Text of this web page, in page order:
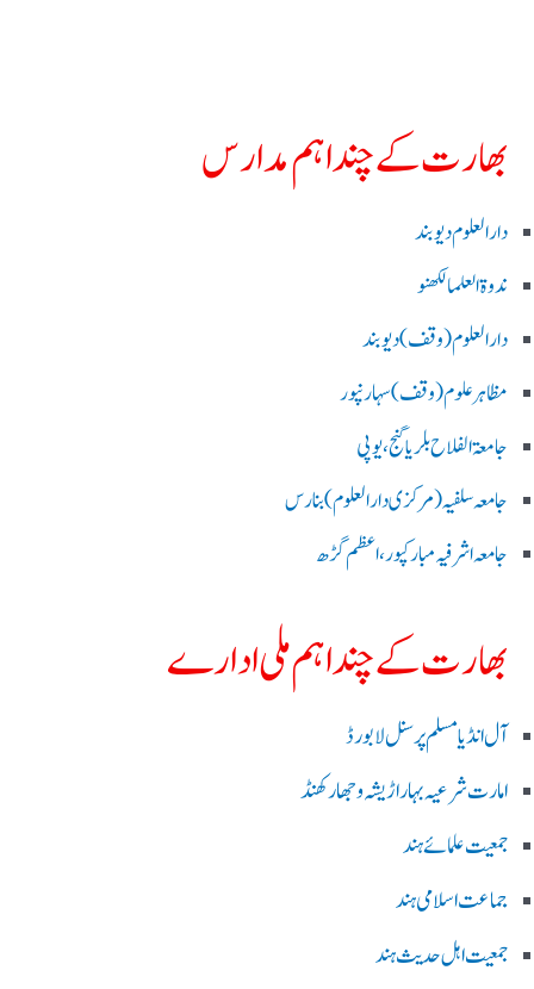
بھارت کے چند اہم مدارس
دارالعلوم دیوبند
ندوۃالعلما لکھنو
دارالعلوم (وقف)دیوبند
مظاہرعلوم (وقف)سہارنپور
جامعۃ الفلاح بلریاگنج،یوپی
جامعہ سلفیہ(مرکزی دارالعلوم )بنارس
جامعہ اشرفیہ مبارکپور،اعظم گڑھ
بھارت کے چند اہم ملی ادارے
آل انڈیا مسلم پرسنل لا بورڈ
امارت شرعیہ بہار اڑیشہ و جھارکھنڈ
جمعیت علمائے ہند
جماعت اسلامی ہند
جمعیت اہل حدیث ہند